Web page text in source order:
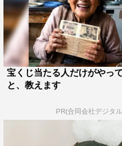
◆3年目を迎える＃バ
たいですか？
今年から＃ババババ
も始まるので、その
きゃいけないし、全
な媒体で知られる機
4年目も全力を尽くし
宝くじ当たる人だけがやっ
と、教えます
PR(合同会社デジタ